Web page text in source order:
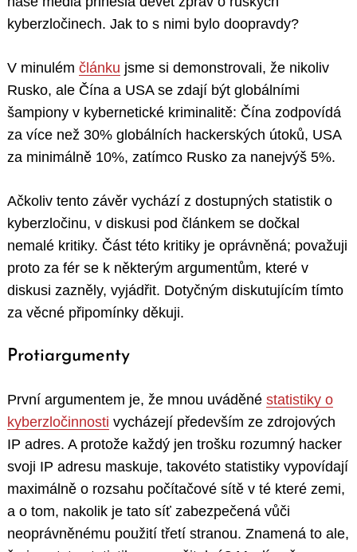
kyberzločinech. Jak to s nimi bylo doopravdy?
V minulém článku jsme si demonstrovali, že nikoliv
Rusko, ale Čína a USA se zdají být globálními
šampiony v kybernetické kriminalitě: Čína zodpovídá
za více než 30% globálních hackerských útoků, USA
za minimálně 10%, zatímco Rusko za nanejvýš 5%.
Ačkoliv tento závěr vychází z dostupných statistik o
kyberzločinu, v diskusi pod článkem se dočkal
nemalé kritiky. Část této kritiky je oprávněná; považuji
proto za fér se k některým argumentům, které v
diskusi zazněly, vyjádřit. Dotyčným diskutujícím tímto
za věcné připomínky děkuji.
Protiargumenty
První argumentem je, že mnou uváděné statistiky o
kyberzločinnosti vycházejí především ze zdrojových
IP adres. A protože každý jen trošku rozumný hacker
svoji IP adresu maskuje, takovéto statistiky vypovídají
maximálně o rozsahu počítačové sítě v té které zemi,
a o tom, nakolik je tato síť zabezpečená vůči
neoprávněnému použití třetí stranou. Znamená to ale,